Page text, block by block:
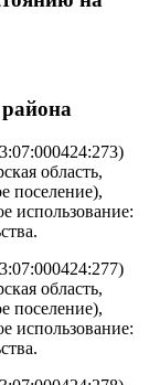
область,
поселение),
использование:
область,
поселение),
использование: